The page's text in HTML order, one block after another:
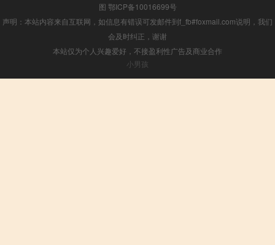
图 鄂ICP备10016699号
声明：本站内容来自互联网，如信息有错误可发邮件到f_fb#foxmail.com说明，我们
会及时纠正，谢谢
本站仅为个人兴趣爱好，不接盈利性广告及商业合作
小男孩